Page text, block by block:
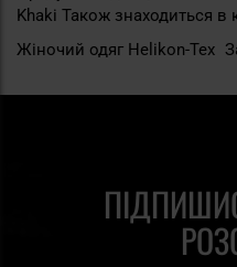
Khaki Також знаходиться в
Жіночий одяг Helikon-Tex